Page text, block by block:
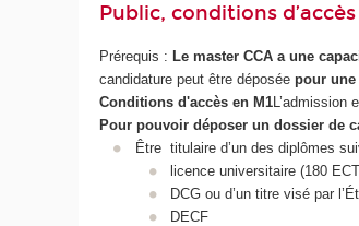
Public, conditions
Prérequis : Le master CCA a une
candidature peut être déposéepour une
Conditions d'accès en M1L’admission
Pour pouvoir déposer un dossier de
Être titulaire d’un des diplômes
licence universitaire (180
DCG ou d’un titre visé par
DECF